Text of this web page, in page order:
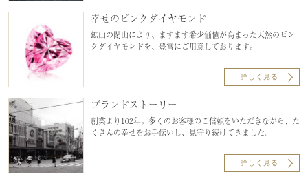
幸せのピンクダイヤモンド
鉱山の閉山により、ますます希少価値が高まった天然のピン
クダイヤモンドを、豊富にご用意しております。
詳しく見る
ブランドストーリー
創業より102年。多くのお客様のご信頼をいただきながら、た
くさんの幸せをお手伝いし、見守り続けてきました。
詳しく見る